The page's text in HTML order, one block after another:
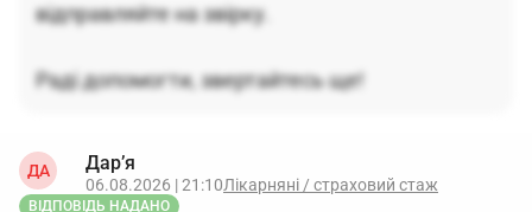
відправляйте на звірку.
Раді допомогти, звертайтесь ще!
ДА Дар’я
06.08.2026 | 21:10Лікарняні / страховий стаж
ВІДПОВІДЬ НАДАНО